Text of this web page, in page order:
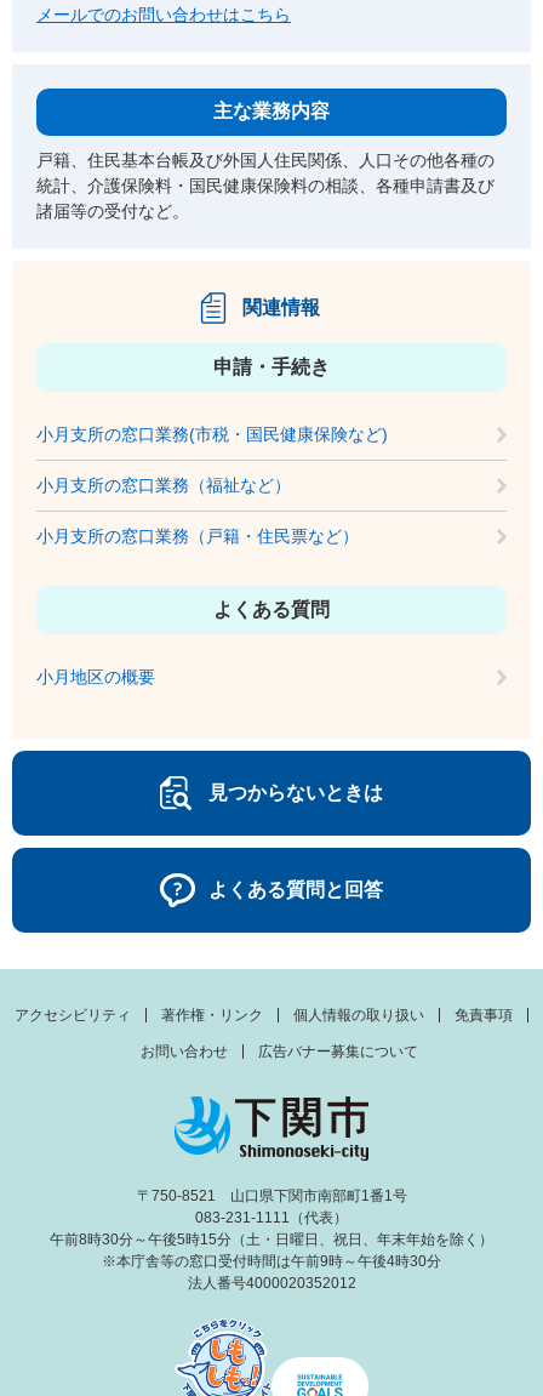
メールでのお問い合わせはこちら
主な業務内容
戸籍、住民基本台帳及び外国人住民関係、人口その他各種の
統計、介護保険料・国民健康保険料の相談、各種申請書及び
諸届等の受付など。
関連情報
申請・手続き
小月支所の窓口業務(市税・国民健康保険など)
小月支所の窓口業務（福祉など）
小月支所の窓口業務（戸籍・住民票など）
よくある質問
小月地区の概要
見つからないときは
よくある質問と回答
アクセシビリティ 著作権・リンク 個人情報の取り扱い 免責事項
お問い合わせ 広告バナー募集について
〒750-8521 山口県下関市南部町1番1号
083-231-1111（代表）
午前8時30分～午後5時15分（土・日曜日、祝日、年末年始を除く）
※本庁舎等の窓口受付時間は午前9時～午後4時30分
法人番号4000020352012